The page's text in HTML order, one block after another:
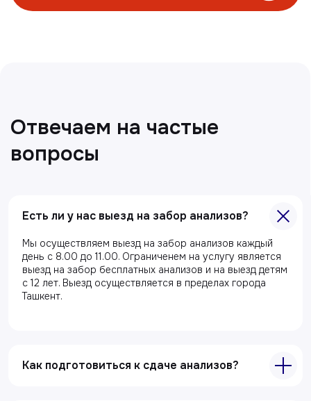
Есть ли у нас выезд на забор анализов?
Мы осуществляем выезд на забор анализов каждый
день с 8.00 до 11.00. Ограниченем на услугу является
выезд на забор бесплатных анализов и на выезд детям
с 12 лет. Выезд осуществляется в пределах города
Ташкент.
Как подготовиться к сдаче анализов?
Главная
Специалисты